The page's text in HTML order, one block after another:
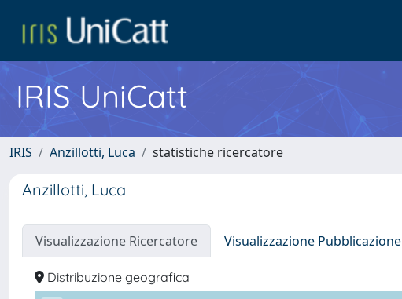
IRIS UniCatt
IRIS Anzillotti, Luca statistiche ricercatore
Anzillotti, Luca
Visualizzazione Ricercatore Visualizzazione Pubblicazione
Distribuzione geografica